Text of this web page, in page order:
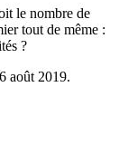
le nombre de
tout de même :
?
août 2019.